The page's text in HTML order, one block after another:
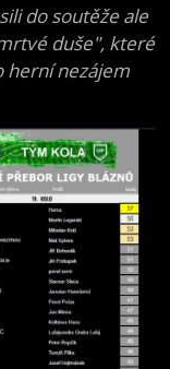
do soutěže ale
duše", které
herní nezájem